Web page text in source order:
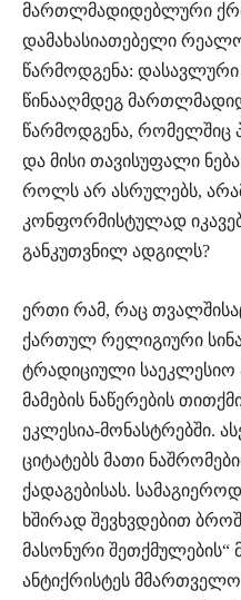
მართლმადიდებლური
დამახასიათებელი
წარმოდგენა:
წინააღმდეგ
წარმოდგენა, რომელშიც
და მისი თავისუფალი
როლს არ ასრულებს,
კონფორმისტულად
განკუთვნილ ადგილს?
ერთი რამ, რაც
ქართულ რელიგიური
ტრადიციული საეკლესიო
მამების ნაწერების
ეკლესია-მონასტრებში.
ციტატებს მათი
ქადაგებისას.
ხშირად შევხვდებით
მასონური
ანტიქრისტეს